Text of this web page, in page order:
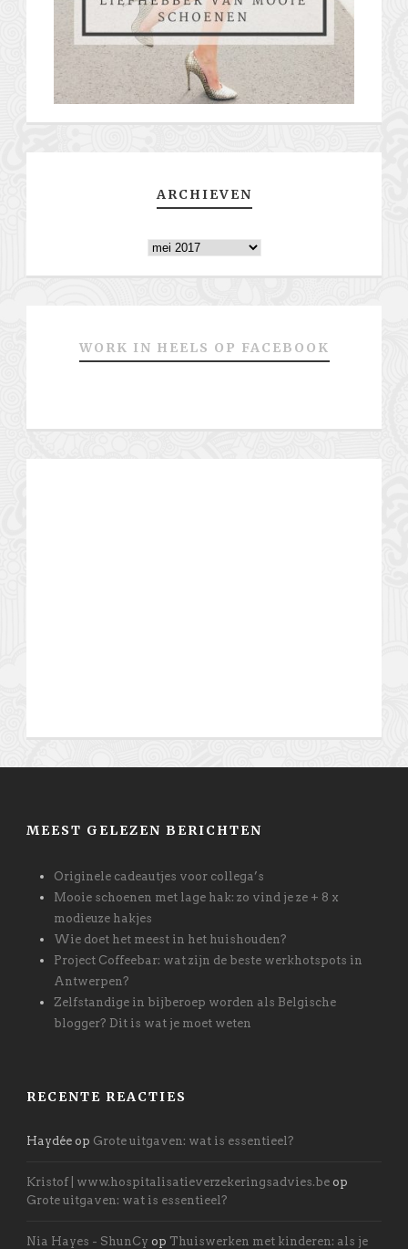
ARCHIEVEN
Archieven
WORK IN HEELS OP FACEBOOK
MEEST GELEZEN BERICHTEN
Originele cadeautjes voor collega’s
Mooie schoenen met lage hak: zo vind je ze + 8 x
modieuze hakjes
Wie doet het meest in het huishouden?
Project Coffeebar: wat zijn de beste werkhotspots in
Antwerpen?
Zelfstandige in bijberoep worden als Belgische
blogger? Dit is wat je moet weten
RECENTE REACTIES
Haydée op Grote uitgaven: wat is essentieel?
Kristof | www.hospitalisatieverzekeringsadvies.be op
Grote uitgaven: wat is essentieel?
Nia Hayes - ShunCy op Thuiswerken met kinderen: als je